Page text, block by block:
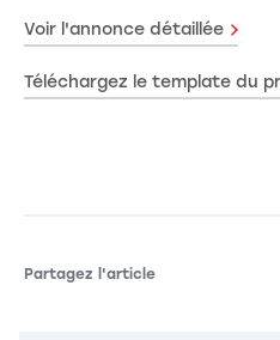
Voir l'annonce détaillée
Téléchargez le template du
Partagez l'article